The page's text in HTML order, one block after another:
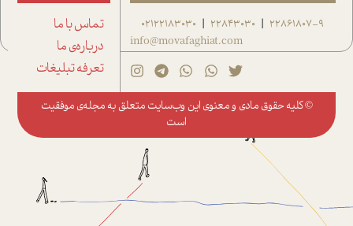
22861807-9
|
22843030
|
02122183030
info@movafaghiat.com
تماس با ما
درباره‌ی ما
تعرفه تبلیغات
© کلیه حقوق مادی و معنوی این وب‌سایت متعلق به مجله‌ی موفقیت
است